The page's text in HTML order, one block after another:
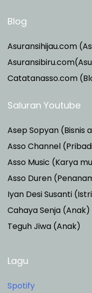
Blog
Asuransihijau.com
Catatanasso.com
Saluran Youtube
Asep Sopyan (Bisnis
Asso Channel
Asso Music (Karya
Asso Duren
Iyan Desi Susanti
Cahaya Senja (Anak)
Teguh Jiwa (Anak)
Lagu
Spotify